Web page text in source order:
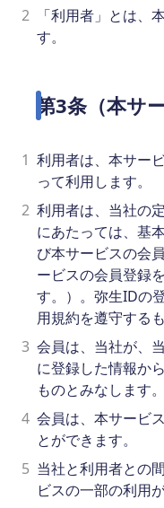
2
「利用者」とは、
す。
第3条（本サ
1 利用者は、本サー
って利用します。
2 利用者は、当社の
にあたっては、基
び本サービスの会
ービスの会員登録
す。）。弥生IDの
用規約を遵守する
3 会員は、当社が、
に登録した情報か
ものとみなします。
4 会員は、本サービ
とができます。
5 当社と利用者との
ビスの一部の利用